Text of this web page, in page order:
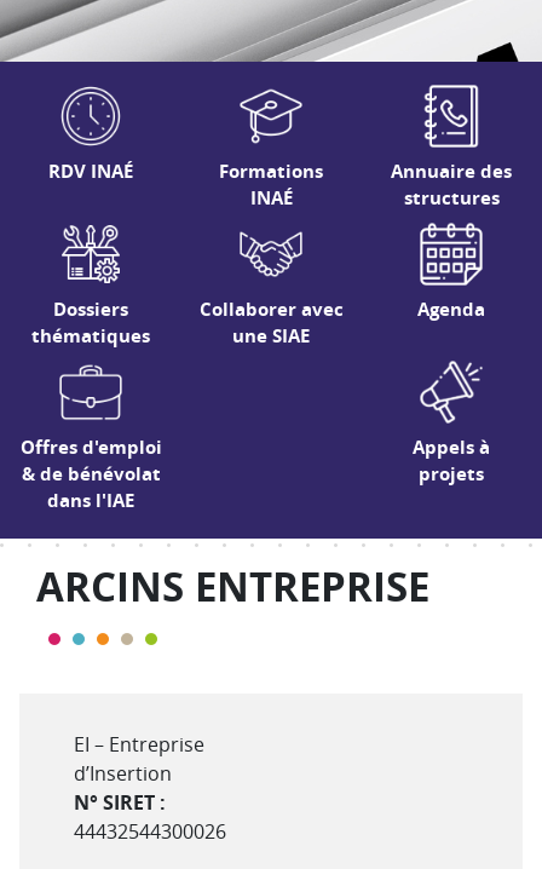
RDV INAÉ
Formations
INAÉ
Annuaire des
structures
Dossiers
thématiques
Collaborer avec
une SIAE
Agenda
Offres d'emploi
& de bénévolat
dans l'IAE
Appels à
projets
ARCINS ENTREPRISE
Type de structure
EI – Entreprise
d’Insertion
N° SIRET :
44432544300026